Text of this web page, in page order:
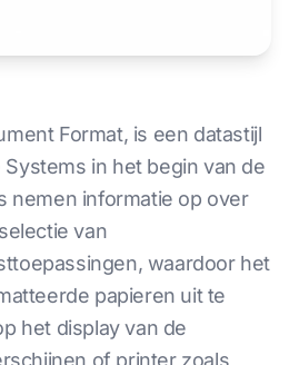
Format, is een datastijl
in het begin van de
nemen informatie op over
van
waardoor het
papieren uit te
het display van de
of printer zoals